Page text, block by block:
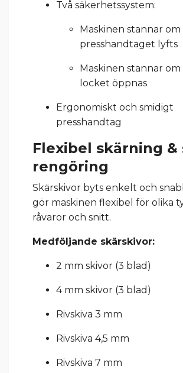
Två säkerhetssystem:
Maskinen stannar om
presshandtaget lyfts
Maskinen stannar om
locket öppnas
Ergonomiskt och smidigt
presshandtag
Flexibel skärning &
rengöring
Skärskivor byts enkelt och
gör maskinen flexibel för olika
råvaror och snitt.
Medföljande skärskivor:
2 mm skivor (3 blad)
4 mm skivor (3 blad)
Rivskiva 3 mm
Rivskiva 4,5 mm
Rivskiva 7 mm